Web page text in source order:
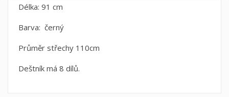
Délka: 91 cm
Barva: černý
Průměr střechy 110cm
Deštník má 8 dílů.